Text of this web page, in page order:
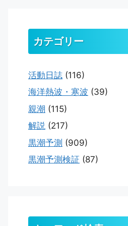
カテゴリー
活動日誌 (116)
海洋熱波・寒波 (39)
親潮 (115)
解説 (217)
黒潮予測 (909)
黒潮予測検証 (87)